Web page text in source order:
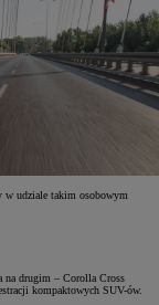
w udziale takim osobowym
na drugim – Corolla Cross
kompaktowych SUV-ów.